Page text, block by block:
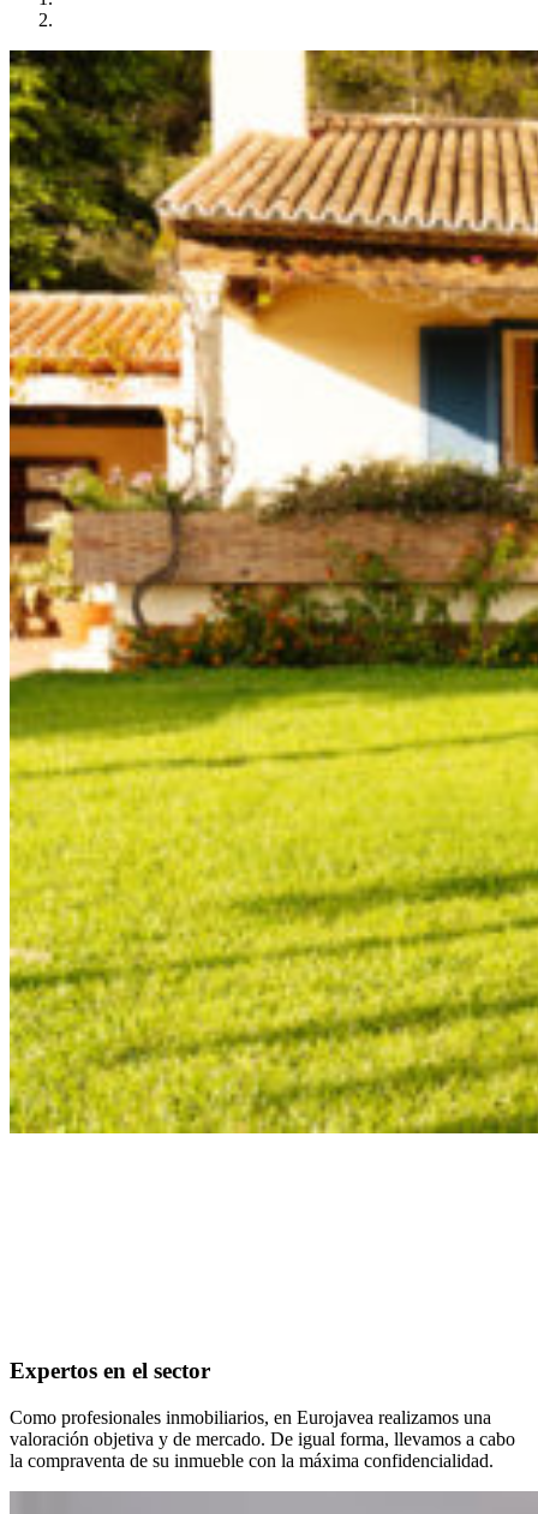
Expertos en el sector
Como profesionales inmobiliarios, en Eurojavea realizamos una
valoración objetiva y de mercado. De igual forma, llevamos a cabo
la compraventa de su inmueble con la máxima confidencialidad.